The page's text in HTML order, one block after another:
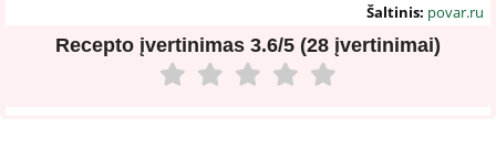
Šaltinis: povar.ru
Recepto įvertinimas 3.6/5 (28 įvertinimai)